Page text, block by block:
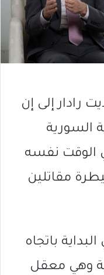
رادار إلى إن
السورية
الوقت نفسه
مقاتلين
باتجاه
وهي معقل